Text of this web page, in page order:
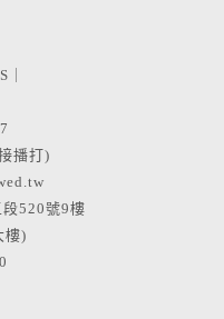
｜
播打)
520號9樓
樓)